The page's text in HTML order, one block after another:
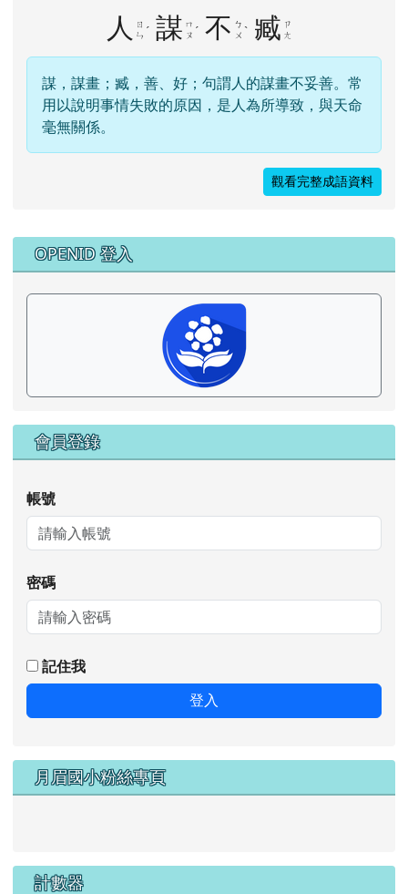
人
ㄖ
ㄣ ˊ 謀 ㄇ
ㄡ ˊ 不 ㄅ
ㄨ ˋ 臧 ㄗ
ㄤ
謀，謀畫；臧，善、好；句謂人的謀畫不妥善。常
用以說明事情失敗的原因，是人為所導致，與天命
毫無關係。
觀看完整成語資料
右邊區域內容
OPENID 登入
會員登錄
帳號
密碼
記住我
登入
月眉國小粉絲專頁
計數器